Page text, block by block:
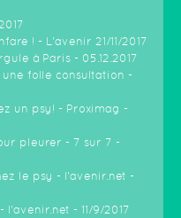
! - L'avenir 21/11/2017
à Paris - 05.12.2017
folle consultation -
un psy! - Proximag -
pleurer - 7 sur 7 -
le psy - l'avenir.net -
- 11/9/2017